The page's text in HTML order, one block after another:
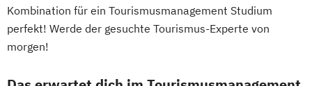
Wirtschaftspsychologie (Heidelberg)
Wirtschaftsrecht
Ergotherapie
Ernährungstherapie und
Event Engineering (EN)
Kombination für ein Tourismusmanagement Studium
perfekt! Werde der gesuchte Tourismus-Experte von
morgen!